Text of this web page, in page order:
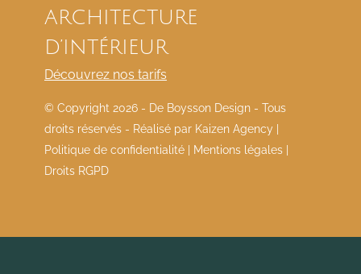
ARCHITECTURE
D’INTÉRIEUR
Découvrez nos tarifs
© Copyright 2026 - De Boysson Design - Tous
droits réservés - Réalisé par Kaizen Agency
Politique de confidentialité
Mentions légales
Droits RGPD